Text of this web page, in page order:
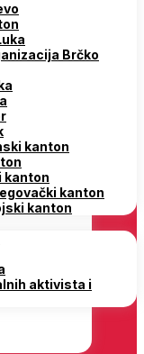
Brčko
kanton
kanton
kanton
kanton
aktivista i